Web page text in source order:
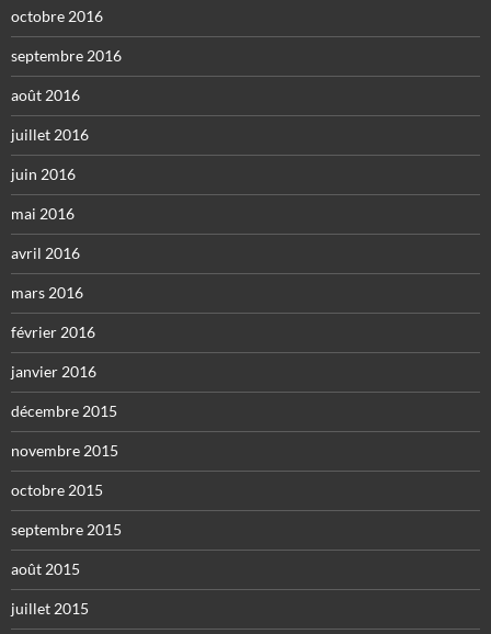
octobre 2016
septembre 2016
août 2016
juillet 2016
juin 2016
mai 2016
avril 2016
mars 2016
février 2016
janvier 2016
décembre 2015
novembre 2015
octobre 2015
septembre 2015
août 2015
juillet 2015